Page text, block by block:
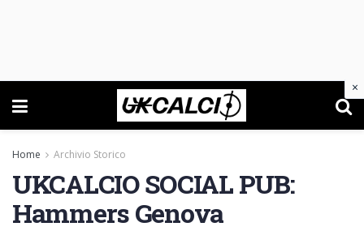
Home Archivio Storico
UKCALCIO SOCIAL PUB:
Hammers Genova
×